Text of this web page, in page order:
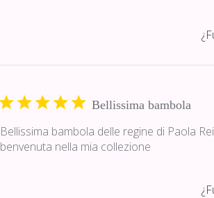
Bellissima bambola
Bellissima bambola delle regine di Paola
benvenuta nella mia collezione